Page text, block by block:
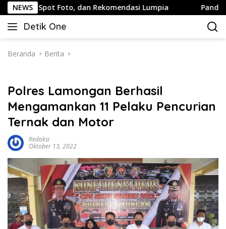
Langsung
ke
konten
NEWS
Foto, dan Rekomendasi Lumpia Panduan Wisata
Detik One
Tajam
Fakta
Beranda Berita
Polres Lamongan Berhasil
Mengamankan 11 Pelaku Pencurian
Ternak dan Motor
Redaksi
Oktober 13, 2022